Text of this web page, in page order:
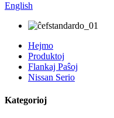
English
Hejmo
Produktoj
Flankaj Paŝoj
Nissan Serio
Kategorioj